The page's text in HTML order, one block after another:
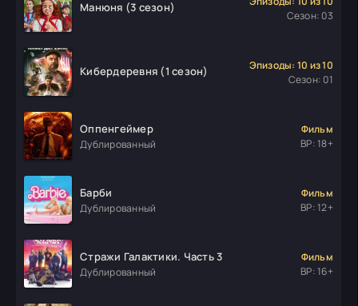
Манюня (3 сезон)
Сезон: 03
Кибердеревня (1 сезон)
Эпизоды: 10 из 10
Сезон: 01
Оппенгеймер
Дублированный
Фильм
ВР: 18+
Барби
Дублированный
Фильм
ВР: 12+
Стражи Галактики. Часть 3
Дублированный
Фильм
ВР: 16+